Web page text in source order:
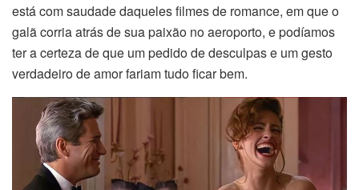
está com saudade daqueles filmes de romance, em que o
galã corria atrás de sua paixão no aeroporto, e podíamos
ter a certeza de que um pedido de desculpas e um gesto
verdadeiro de amor fariam tudo ficar bem.